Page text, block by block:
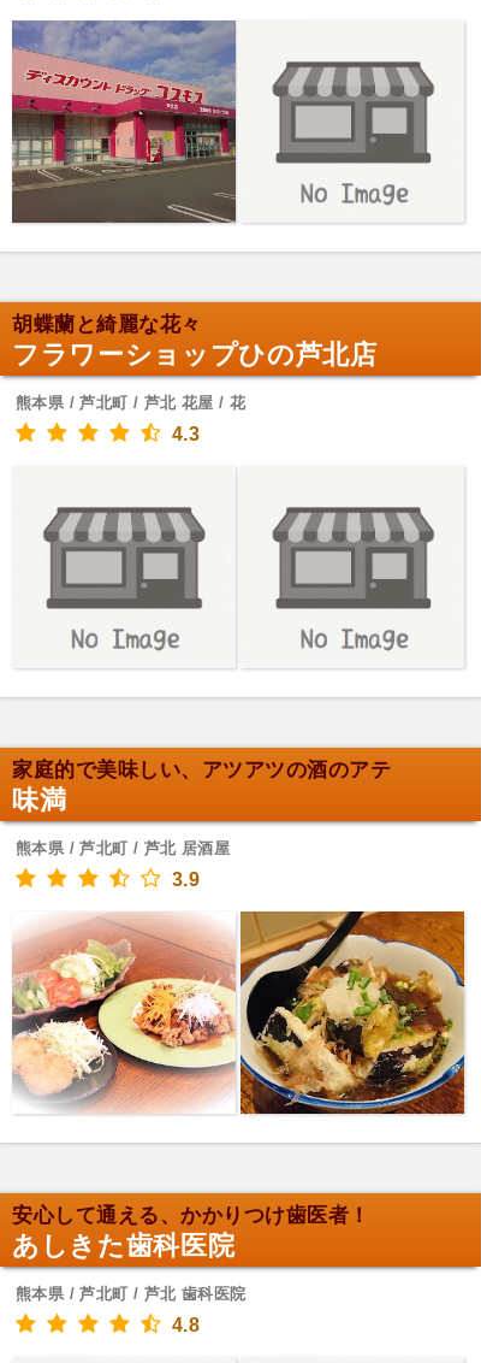
胡蝶蘭と綺麗な花々
フラワーショップひの芦北店
熊本県 / 芦北町 / 芦北 花屋 / 花
4.3
家庭的で美味しい、アツアツの酒のアテ
味満
熊本県 / 芦北町 / 芦北 居酒屋
3.9
安心して通える、かかりつけ歯医者！
あしきた歯科医院
熊本県 / 芦北町 / 芦北 歯科医院
4.8